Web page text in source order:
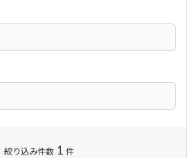
絞り込み件数 1 件